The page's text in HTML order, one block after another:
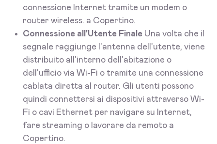
connessione Internet tramite un modem o
router wireless. a Copertino.
Connessione all'Utente Finale Una volta che il
segnale raggiunge l'antenna dell'utente, viene
distribuito all'interno dell'abitazione o
dell'ufficio via Wi-Fi o tramite una connessione
cablata diretta al router. Gli utenti possono
quindi connettersi ai dispositivi attraverso Wi-
Fi o cavi Ethernet per navigare su Internet,
fare streaming o lavorare da remoto a
Copertino.